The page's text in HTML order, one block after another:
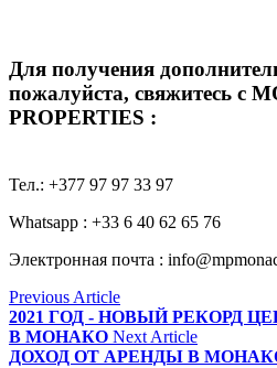
Для получения
пожалуйста, свяжитесь с
PROPERTIES :
Тел.: +377 97 97 33 97
Whatsapp : +33 6 40 62 65 76
Электронная почта :
Previous Article
2021 ГОД - НОВЫЙ РЕКОРД
В МОНАКО Next Article
ДОХОД ОТ АРЕНДЫ В